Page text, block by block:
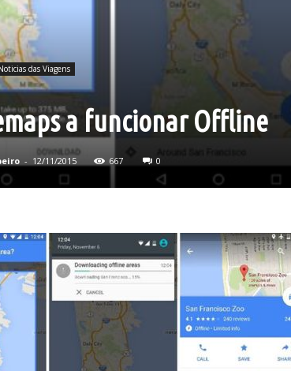
das Viagens
a funcionar Offline
- 12/11/2015 667 0